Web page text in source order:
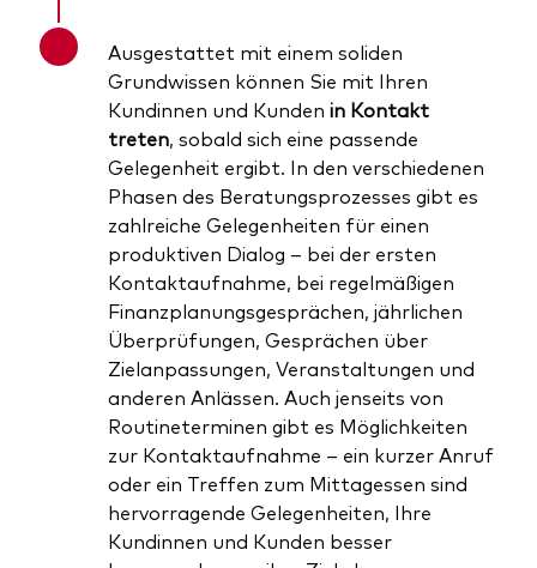
Ausgestattet mit einem soliden
Grundwissen können Sie mit Ihren
Kundinnen und Kunden in Kontakt
treten, sobald sich eine passende
Gelegenheit ergibt. In den verschiedenen
Phasen des Beratungsprozesses gibt es
zahlreiche Gelegenheiten für einen
produktiven Dialog – bei der ersten
Kontaktaufnahme, bei regelmäßigen
Finanzplanungsgesprächen, jährlichen
Überprüfungen, Gesprächen über
Zielanpassungen, Veranstaltungen und
anderen Anlässen. Auch jenseits von
Routineterminen gibt es Möglichkeiten
zur Kontaktaufnahme – ein kurzer Anruf
oder ein Treffen zum Mittagessen sind
hervorragende Gelegenheiten, Ihre
Kundinnen und Kunden besser